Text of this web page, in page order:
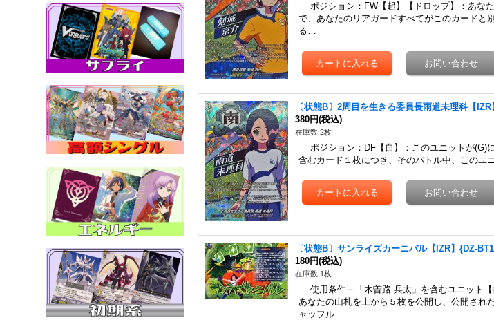
ポジション：FW【起】【ドロップ】：あな
で、あなたのリアガードすべてがこのカードと
る…
〔状態B〕2周目を生きる委員長雨道未理科【
380円(税込)
在庫数 2枚
ポジション：DF【自】：このユニットが(G)
含むカード１枚につき、そのバトル中、この
〔状態B〕サンライズカーニバル【IZR】{DZ-
180円(税込)
在庫数 1枚
使用条件－「木曽路 兵太」を含むユニット【
あなたの山札を上から５枚を公開し、公開され
ャッフル…